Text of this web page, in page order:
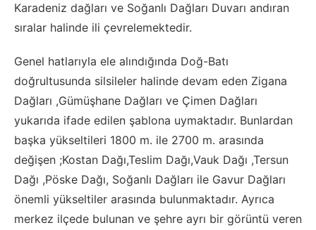
Karadeniz dağları ve Soğanlı Dağları Duvarı andıran
sıralar halinde ili çevrelemektedir.
Genel hatlarıyla ele alındığında Doğ-Batı
doğrultusunda silsileler halinde devam eden Zigana
Dağları ,Gümüşhane Dağları ve Çimen Dağları
yukarıda ifade edilen şablona uymaktadır. Bunlardan
başka yükseltileri 1800 m. ile 2700 m. arasında
değişen ;Kostan Dağı,Teslim Dağı,Vauk Dağı ,Tersun
Dağı ,Pöske Dağı, Soğanlı Dağları ile Gavur Dağları
önemli yükseltiler arasında bulunmaktadır. Ayrıca
merkez ilçede bulunan ve şehre ayrı bir görüntü veren